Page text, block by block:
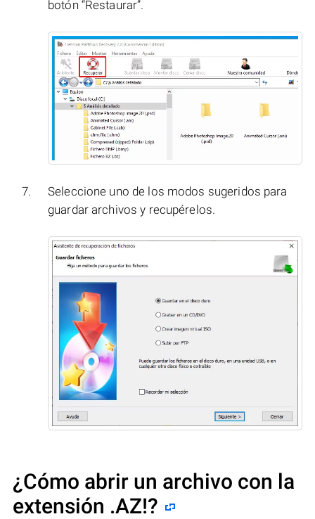
botón “Restaurar”.
Seleccione uno de los modos sugeridos para
guardar archivos y recupérelos.
¿Cómo abrir un archivo con la
extensión .AZ!?